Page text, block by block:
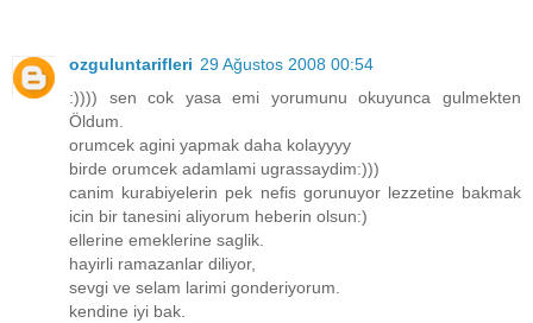
ozguluntarifleri 29 Ağustos 2008 00:54
:)))) sen cok yasa emi yorumunu okuyunca gulmekten
Öldum.
orumcek agini yapmak daha kolayyyy
birde orumcek adamlami ugrassaydim:)))
canim kurabiyelerin pek nefis gorunuyor lezzetine bakmak
icin bir tanesini aliyorum heberin olsun:)
ellerine emeklerine saglik.
hayirli ramazanlar diliyor,
sevgi ve selam larimi gonderiyorum.
kendine iyi bak.